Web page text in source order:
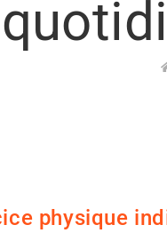
physique